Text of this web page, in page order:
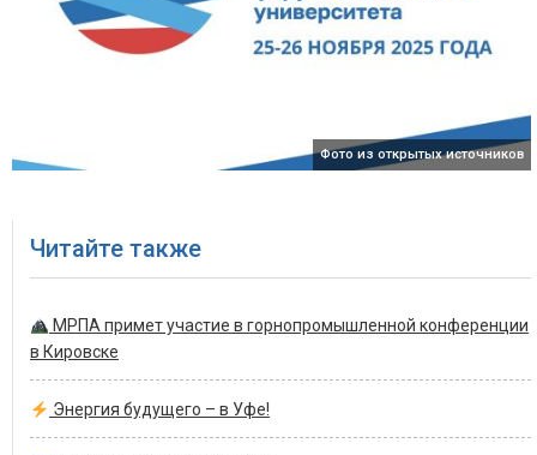
Фото из открытых источников
Читайте также
МРПА примет участие в горнопромышленной конференции
в Кировске
Энергия будущего – в Уфе!